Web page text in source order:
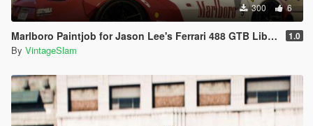
300 6
Marlboro Paintjob for Jason Lee's Ferrari 488 GTB Liberty Walk 1.0
By VintageSlam